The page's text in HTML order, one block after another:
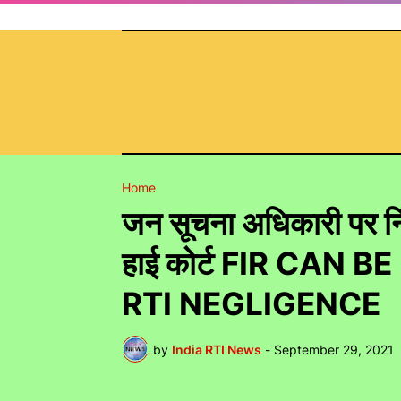
Home
जन सूचना अधिकारी पर
हाई कोर्ट FIR CAN
RTI NEGLIGENCE
by India RTI News - September 29, 2021